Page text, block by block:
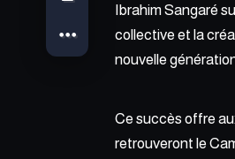
Ibrahim Sangaré
collective et la
nouvelle
Ce succès offre
retrouveront le